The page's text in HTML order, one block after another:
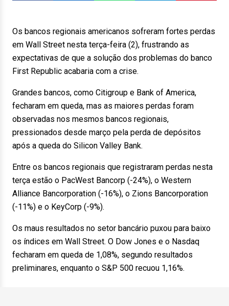
Os bancos regionais americanos sofreram fortes perdas
em Wall Street nesta terça-feira (2), frustrando as
expectativas de que a solução dos problemas do banco
First Republic acabaria com a crise.
Grandes bancos, como Citigroup e Bank of America,
fecharam em queda, mas as maiores perdas foram
observadas nos mesmos bancos regionais,
pressionados desde março pela perda de depósitos
após a queda do Silicon Valley Bank.
Entre os bancos regionais que registraram perdas nesta
terça estão o PacWest Bancorp (-24%), o Western
Alliance Bancorporation (-16%), o Zions Bancorporation
(-11%) e o KeyCorp (-9%).
Os maus resultados no setor bancário puxou para baixo
os índices em Wall Street. O Dow Jones e o Nasdaq
fecharam em queda de 1,08%, segundo resultados
preliminares, enquanto o S&P 500 recuou 1,16%.